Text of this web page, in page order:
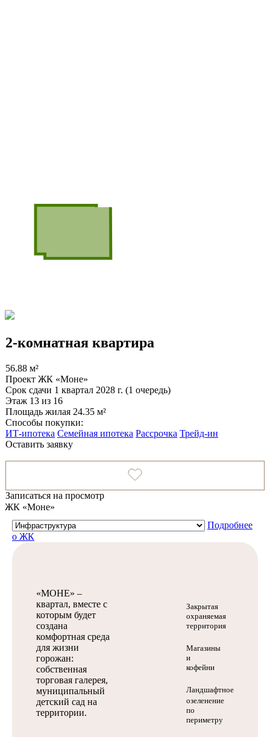
2-комнатная квартира
56.88 м²
Проект ЖК «Моне»
Срок сдачи 1 квартал 2028 г. (1 очередь)
Этаж 13 из 16
Площадь жилая 24.35 м²
Способы покупки:
ИТ-ипотека Семейная ипотека Рассрочка Трейд-ин
Оставить заявку
Записаться на просмотр
ЖК «Моне»
Подробнее
о ЖК
«МОНЕ» –
квартал, вместе с
которым будет
создана
комфортная среда
для жизни
горожан:
собственная
торговая галерея,
муниципальный
детский сад на
территории.
Закрытая
охраняемая
территория
Магазины
и
кофейни
Ландшафтное
озеленение
по
периметру